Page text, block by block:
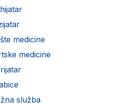
medicine
medicine
služba